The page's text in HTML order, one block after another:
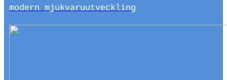
modern mjukvaruutveckling